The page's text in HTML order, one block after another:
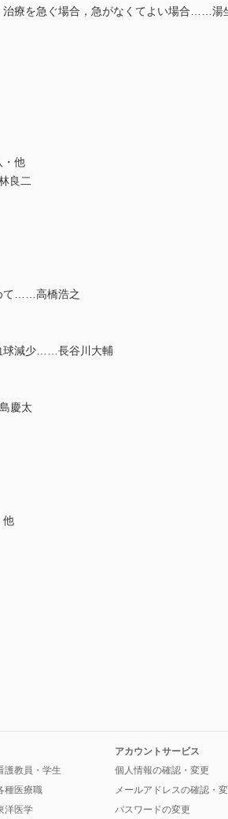
療を急ぐ場合，急がなくてよい場合……湯
他
良二
て……高橋浩之
球減少……長谷川大輔
慶太
他
護教員・学生
種医療職
洋医学
アカウントサービス
個人情報の確認・変更
メールアドレスの確認・
パスワードの変更